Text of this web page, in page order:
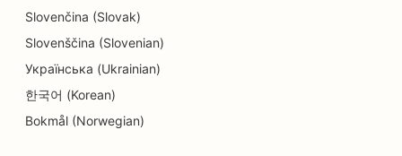
Slovenčina (Slovak)
Slovenščina (Slovenian)
Українська (Ukrainian)
한국어 (Korean)
Bokmål (Norwegian)